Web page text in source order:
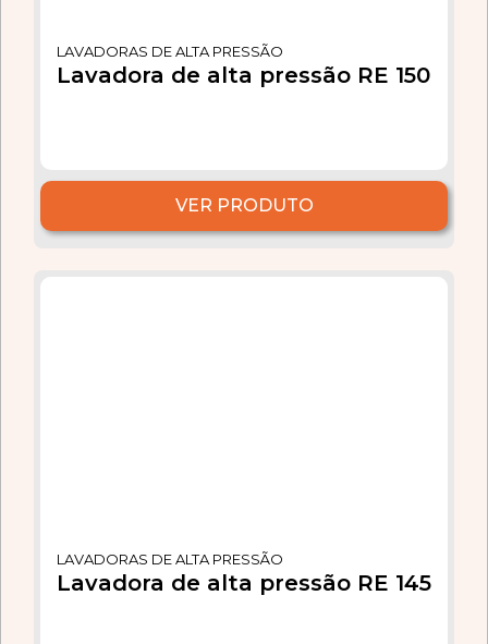
LAVADORAS DE ALTA PRESSÃO
Lavadora de alta pressão RE 150
VER PRODUTO
LAVADORAS DE ALTA PRESSÃO
Lavadora de alta pressão RE 145